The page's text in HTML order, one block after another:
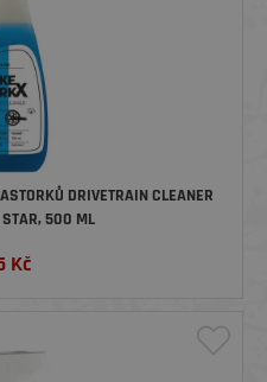
DRIVETRAIN CLEANER
500 ML
Kč